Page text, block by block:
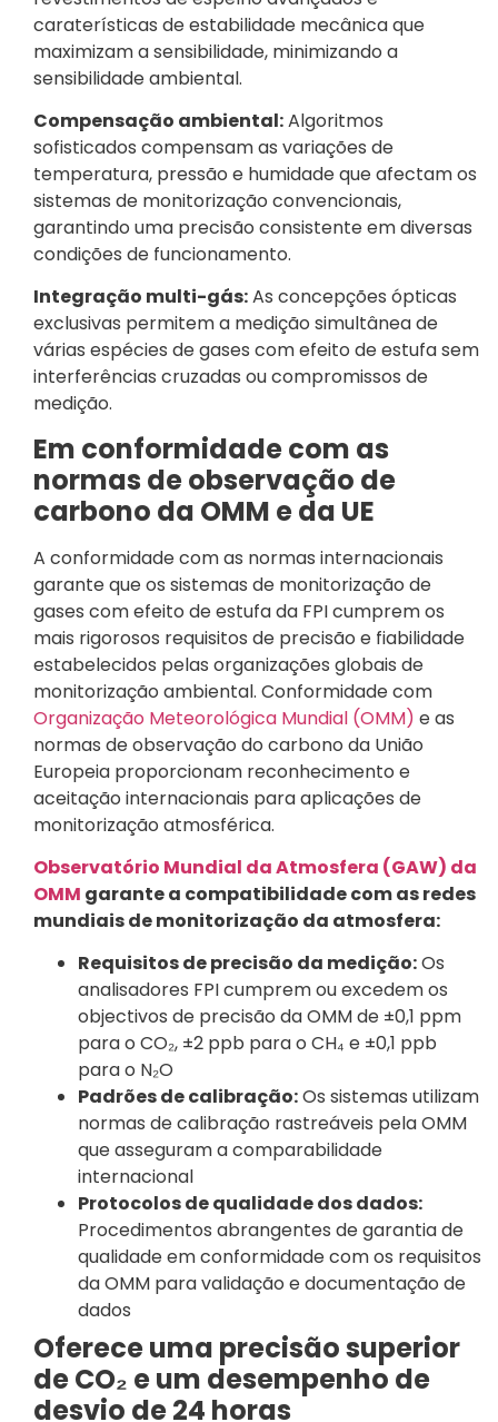
caraterísticas de estabilidade mecânica que
maximizam a sensibilidade, minimizando a
sensibilidade ambiental.
Compensação ambiental:Algoritmos
sofisticados compensam as variações de
temperatura, pressão e humidade que afectam os
sistemas de monitorização convencionais,
garantindo uma precisão consistente em diversas
condições de funcionamento.
Integração multi-gás:As concepções ópticas
exclusivas permitem a medição simultânea de
várias espécies de gases com efeito de estufa sem
interferências cruzadas ou compromissos de
medição.
Em conformidade com as
normas de observação de
carbono da OMM e da UE
A conformidade com as normas internacionais
garante que os sistemas de monitorização de
gases com efeito de estufa da FPI cumprem os
mais rigorosos requisitos de precisão e fiabilidade
estabelecidos pelas organizações globais de
monitorização ambiental. Conformidade com
Organização Meteorológica Mundial (OMM) e as
normas de observação do carbono da União
Europeia proporcionam reconhecimento e
aceitação internacionais para aplicações de
monitorização atmosférica.
Observatório Mundial da Atmosfera (GAW) da
OMM garante a compatibilidade com as redes
mundiais de monitorização da atmosfera:
Requisitos de precisão da medição:Os
analisadores FPI cumprem ou excedem os
objectivos de precisão da OMM de ±0,1 ppm
para o CO₂, ±2 ppb para o CH₄ e ±0,1 ppb
para o N₂O
Padrões de calibração:Os sistemas utilizam
normas de calibração rastreáveis pela OMM
que asseguram a comparabilidade
internacional
Protocolos de qualidade dos dados:
Procedimentos abrangentes de garantia de
qualidade em conformidade com os requisitos
da OMM para validação e documentação de
dados
Oferece uma precisão superior
de CO₂ e um desempenho de
desvio de 24 horas